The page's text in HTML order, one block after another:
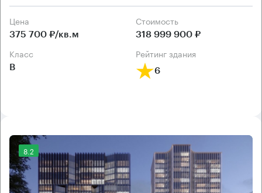
Цена
375 700 ₽/кв.м
Cтоимость
318 999 900 ₽
класс
B
рейтинг здания
6
8.2